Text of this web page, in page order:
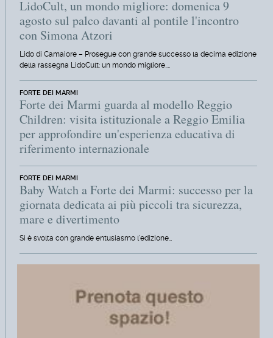
LidoCult, un mondo migliore: domenica 9
agosto sul palco davanti al pontile l'incontro
con Simona Atzori
Lido di Camaiore – Prosegue con grande successo la decima edizione
della rassegna LidoCult: un mondo migliore,…
FORTE DEI MARMI
Forte dei Marmi guarda al modello Reggio
Children: visita istituzionale a Reggio Emilia
per approfondire un'esperienza educativa di
riferimento internazionale
FORTE DEI MARMI
Baby Watch a Forte dei Marmi: successo per la
giornata dedicata ai più piccoli tra sicurezza,
mare e divertimento
Si è svolta con grande entusiasmo l'edizione…